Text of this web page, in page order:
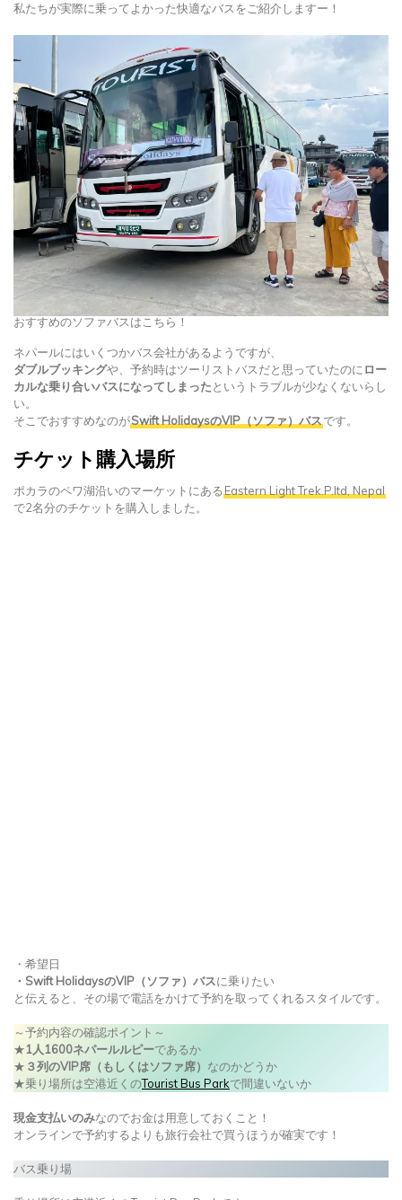
私たちが実際に乗ってよかった快適なバスをご紹介しますー！
おすすめのソファバスはこちら！
ネパールにはいくつかバス会社があるようですが、
ダブルブッキングや、予約時はツーリストバスだと思っていたのにロー
カルな乗り合いバスになってしまったというトラブルが少なくないらし
い。
そこでおすすめなのがSwift HolidaysのVIP（ソファ）バスです。
チケット購入場所
ポカラのペワ湖沿いのマーケットにあるEastern Light Trek.P.ltd, Nepal
で2名分のチケットを購入しました。
・希望日
・Swift HolidaysのVIP（ソファ）バスに乗りたい
と伝えると、その場で電話をかけて予約を取ってくれるスタイルです。
～予約内容の確認ポイント～
★1人1600ネパールルピーであるか
★ ３列のVIP席（もしくはソファ席） なのかどうか
★乗り場所は空港近くのTourist Bus Parkで間違いないか
現金支払いのみなのでお金は用意しておくこと！
オンラインで予約するよりも旅行会社で買うほうが確実です！
バス乗り場